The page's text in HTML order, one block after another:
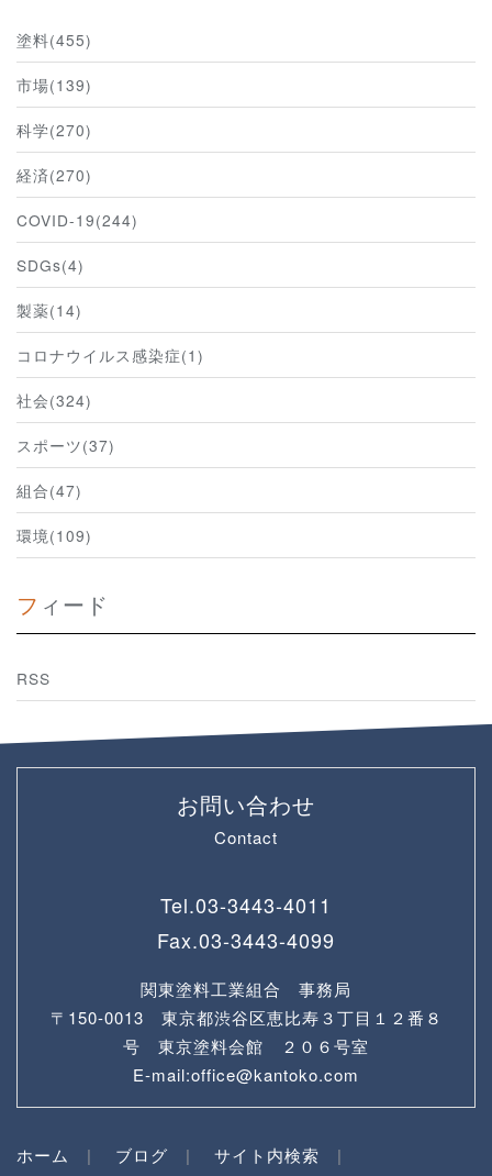
塗料(455)
市場(139)
科学(270)
経済(270)
COVID-19(244)
SDGs(4)
製薬(14)
コロナウイルス感染症(1)
社会(324)
スポーツ(37)
組合(47)
環境(109)
フィード
RSS
お問い合わせ
Contact
Tel.03-3443-4011
Fax.03-3443-4099
関東塗料工業組合 事務局
〒150-0013 東京都渋谷区恵比寿３丁目１２番８
号 東京塗料会館 ２０６号室
E-mail:office@kantoko.com
ホーム ブログ サイト内検索